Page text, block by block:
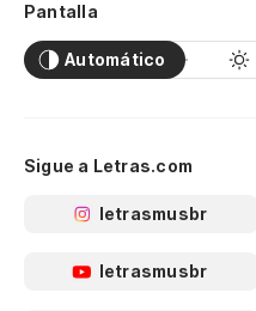
Pantalla
Automático
Sigue a Letras.com
letrasmusbr
letrasmusbr